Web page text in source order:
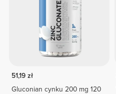
51,19 zł
Gluconian cynku 200 mg 120